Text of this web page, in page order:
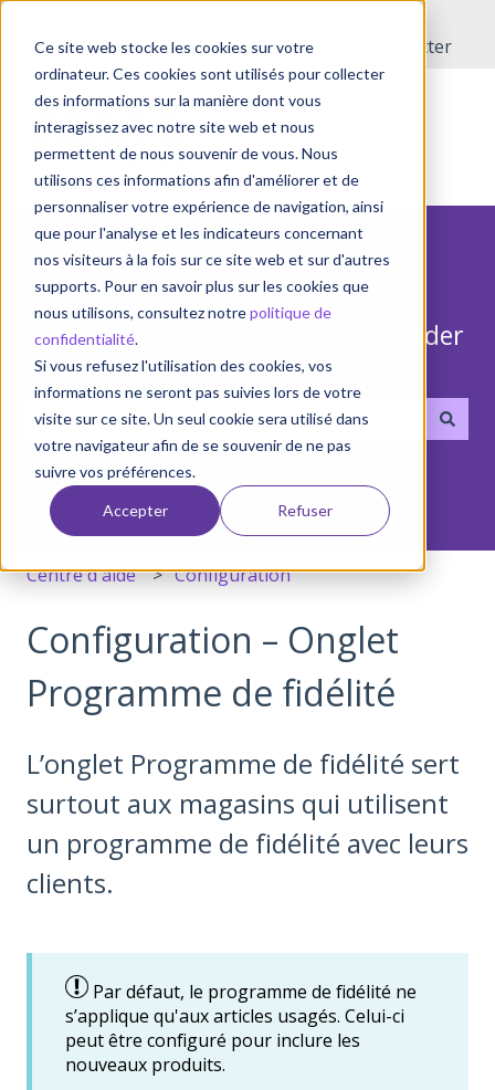
Ce site web stocke les cookies sur votre
ordinateur. Ces cookies sont utilisés pour collecter
des informations sur la manière dont vous
interagissez avec notre site web et nous
permettent de nous souvenir de vous. Nous
utilisons ces informations afin d'améliorer et de
personnaliser votre expérience de navigation, ainsi
que pour l'analyse et les indicateurs concernant
nos visiteurs à la fois sur ce site web et sur d'autres
supports. Pour en savoir plus sur les cookies que
nous utilisons, consultez notrepolitique de
confidentialité.
Si vous refusez l'utilisation des cookies, vos
informations ne seront pas suivies lors de votre
visite sur ce site. Un seul cookie sera utilisé dans
votre navigateur afin de se souvenir de ne pas
suivre vos préférences.
Accepter Refuser
incident
client
connecter
Bonjour! Comment puis-je vous aider
?
Il n'y a aucune suggestion car le champ de
Centre d'aide Configuration
Configuration – Onglet
Programme de fidélité
L’onglet Programme de fidélité sert
surtout aux magasins qui utilisent
un programme de fidélité avec leurs
clients.
Par défaut, le programme de fidélité ne
s’applique qu'aux articles usagés. Celui-ci
peut être configuré pour inclure les
nouveaux produits.